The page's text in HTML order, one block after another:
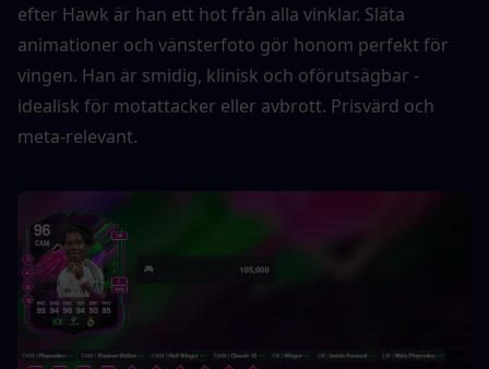
efter Hawk är han ett hot från alla vinklar. Släta
animationer och vänsterfoto gör honom perfekt för
vingen. Han är smidig, klinisk och oförutsägbar -
idealisk för motattacker eller avbrott. Prisvärd och
meta-relevant.